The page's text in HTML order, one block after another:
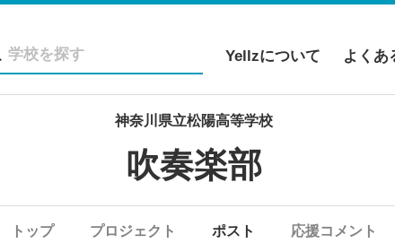
Yellzについて よくあ
神奈川県立松陽高等学校
吹奏楽部
トップ プロジェクト ポスト 応援コメント